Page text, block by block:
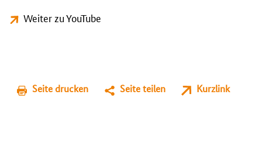
Weiter zu YouTube
Seite drucken Seite teilen Kurzlink